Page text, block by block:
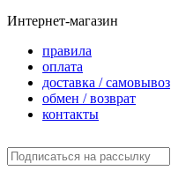
Интернет-магазин
правила
оплата
доставка / самовывоз
обмен / возврат
контакты